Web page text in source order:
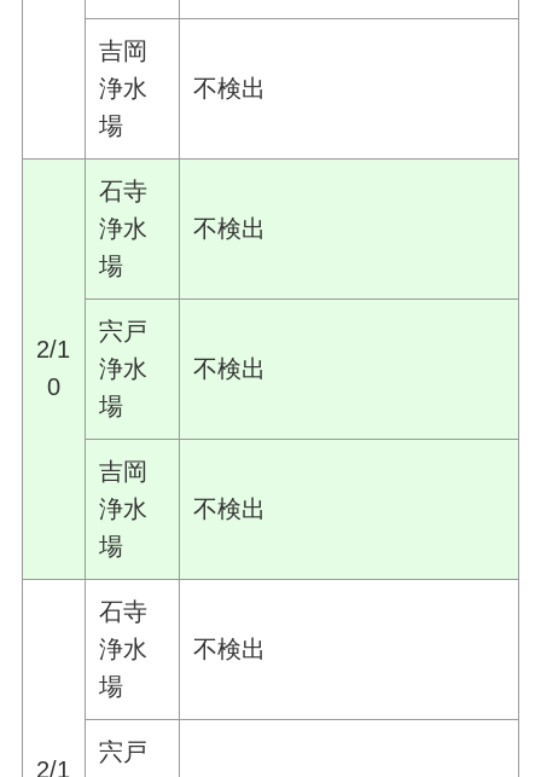
吉岡
浄水
場
不検出
2/1
0
石寺
浄水
場
不検出
宍戸
浄水
場
不検出
吉岡
浄水
場
不検出
2/1
石寺
浄水
場
不検出
宍戸